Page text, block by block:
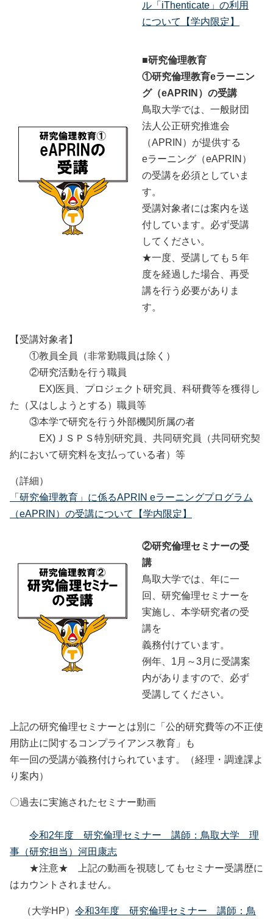
ル「iThenticate」の利用
について【学内限定】
■研究倫理教育
①研究倫理教育eラーニン
グ（eAPRIN）の受講
鳥取大学では、一般財団
法人公正研究推進会
（APRIN）が提供する
eラーニング（eAPRIN）
の受講を必須としていま
す。
受講対象者には案内を送
付しています。必ず受講
してください。
★一度、受講しても５年
度を経過した場合、再受
講を行う必要がありま
す。
【受講対象者】
①教員全員（非常勤職員は除く）
②研究活動を行う職員
EX)医員、プロジェクト研究員、科研費等を獲得し
た（又はしようとする）職員等
③本学で研究を行う外部機関所属の者
EX)ＪＳＰＳ特別研究員、共同研究員（共同研究契
約において研究料を支払っている者）等
（詳細）
「研究倫理教育」に係るAPRIN eラーニングプログラム
（eAPRIN）の受講について【学内限定】
②研究倫理セミナーの受
講
鳥取大学では、年に一
回、研究倫理セミナーを
実施し、本学研究者の受
講を
義務付けています。
例年、1月～3月に受講案
内がありますので、必ず
受講してください。
上記の研究倫理セミナーとは別に「公的研究費等の不正使
用防止に関するコンプライアンス教育」も
年一回の受講が義務付けられています。（経理・調達課よ
り案内）
〇過去に実施されたセミナー動画
令和2年度 研究倫理セミナー 講師：鳥取大学 理
事（研究担当）河田康志
★注意★ 上記の動画を視聴してもセミナー受講歴に
はカウントされません。
（大学HP） 令和3年度 研究倫理セミナー 講師：鳥